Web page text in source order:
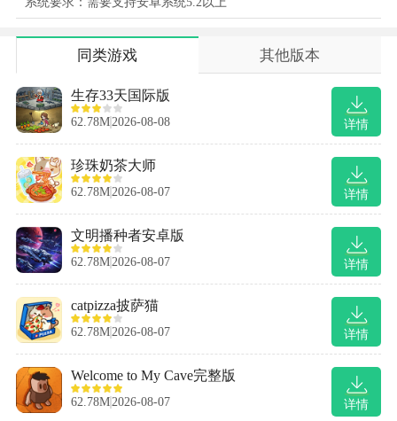
同类游戏 其他版本
详情
生存33天国际版
62.78M2026-08-08
详情
珍珠奶茶大师
62.78M2026-08-07
详情
文明播种者安卓版
62.78M2026-08-07
详情
catpizza披萨猫
62.78M2026-08-07
详情
Welcome to My Cave完整版
62.78M2026-08-07